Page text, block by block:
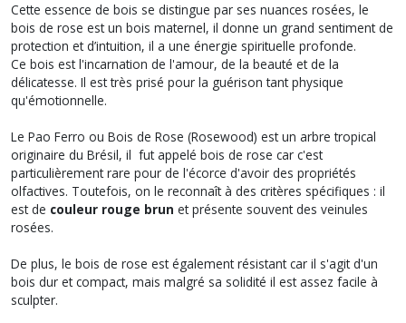
Cette essence de bois se distingue par ses nuances rosées, le
bois de rose est un bois maternel, il donne un grand sentiment de
protection et d’intuition, il a une énergie spirituelle profonde.
Ce bois est l'incarnation de l'amour, de la beauté et de la
délicatesse. Il est très prisé pour la guérison tant physique
qu'émotionnelle.
Le Pao Ferro ou Bois de Rose (Rosewood) est un arbre tropical
originaire du Brésil, il fut appelé bois de rose car c'est
particulièrement rare pour de l'écorce d'avoir des propriétés
olfactives. Toutefois, on le reconnaît à des critères spécifiques : il
est de couleur rouge brun et présente souvent des veinules
rosées.
De plus, le bois de rose est également résistant car il s'agit d'un
bois dur et compact, mais malgré sa solidité il est assez facile à
sculpter.